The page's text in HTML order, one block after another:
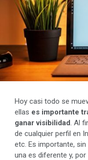
Hoy casi todo se
ellas es importante
ganar visibilidad. Al
de cualquier perfil en
etc. Es importante,
una es diferente y,